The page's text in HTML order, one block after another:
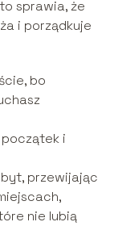
sprawia, że
i porządkuje
bo
i
przewijając
nie lubią